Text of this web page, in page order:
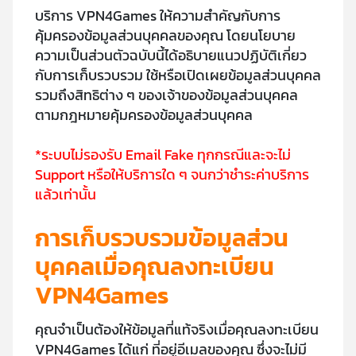
บริการ VPN4Games ให้ความสำคัญกับการ
คุ้มครองข้อมูลส่วนบุคคลของคุณ โดยนโยบาย
ความเป็นส่วนตัวฉบับนี้ได้อธิบายแนวปฏิบัติเกี่ยว
กับการเก็บรวบรวม ใช้หรือเปิดเผยข้อมูลส่วนบุคคล
รวมถึงสิทธิต่าง ๆ ของเจ้าของข้อมูลส่วนบุคคล
ตามกฎหมายคุ้มครองข้อมูลส่วนบุคคล
*ระบบไม่รองรับ Email Fake ทุกกรณีและจะไม่
Support หรือให้บริการใด ๆ จนกว่าชำระค่าบริการ
แล้วเท่านั้น
การเก็บรวบรวมข้อมูลส่วน
บุคคลเมื่อคุณลงทะเบียน
VPN4Games
คุณจำเป็นต้องให้ข้อมูลที่แท้จริงเมื่อคุณลงทะเบียน
VPN4Games ได้แก่ ที่อยู่อีเมลของคุณ ซึ่งจะไม่มี